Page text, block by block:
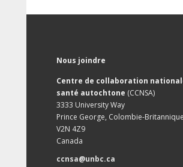
Nous joindre
Centre de collaboration
santé autochtone (CCNSA)
3333 University Way
Prince George, Colombie-Britannique
V2N 4Z9
Canada
ccnsa@unbc.ca